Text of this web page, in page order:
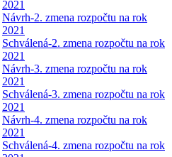
2021
Návrh-2. zmena rozpočtu na rok
2021
Schválená-2. zmena rozpočtu na rok
2021
Návrh-3. zmena rozpočtu na rok
2021
Schválená-3. zmena rozpočtu na rok
2021
Návrh-4. zmena rozpočtu na rok
2021
Schválená-4. zmena rozpočtu na rok